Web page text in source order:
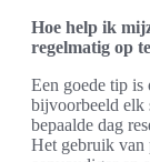
Hoe help ik
regelmatig op
Een goede tip is
bijvoorbeeld elk
bepaalde dag
Het gebruik van